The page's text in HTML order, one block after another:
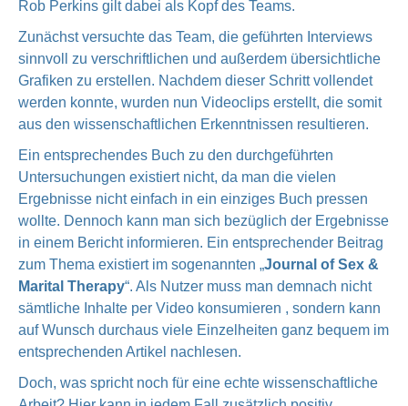
Rob Perkins gilt dabei als Kopf des Teams.
Zunächst versuchte das Team, die geführten Interviews
sinnvoll zu verschriftlichen und außerdem übersichtliche
Grafiken zu erstellen. Nachdem dieser Schritt vollendet
werden konnte, wurden nun Videoclips erstellt, die somit
aus den wissenschaftlichen Erkenntnissen resultieren.
Ein entsprechendes Buch zu den durchgeführten
Untersuchungen existiert nicht, da man die vielen
Ergebnisse nicht einfach in ein einziges Buch pressen
wollte. Dennoch kann man sich bezüglich der Ergebnisse
in einem Bericht informieren. Ein entsprechender Beitrag
zum Thema existiert im sogenannten „Journal of Sex &
Marital Therapy“. Als Nutzer muss man demnach nicht
sämtliche Inhalte per Video konsumieren , sondern kann
auf Wunsch durchaus viele Einzelheiten ganz bequem im
entsprechenden Artikel nachlesen.
Doch, was spricht noch für eine echte wissenschaftliche